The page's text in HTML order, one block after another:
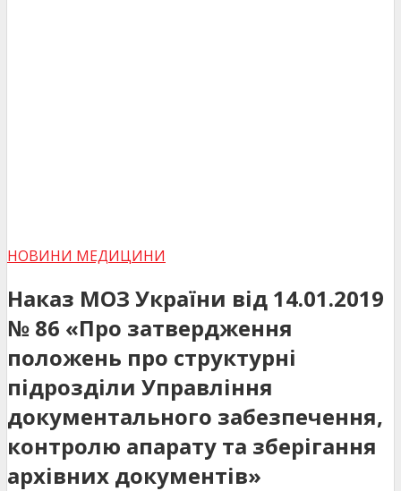
НОВИНИ МЕДИЦИНИ
Наказ МОЗ України від 14.01.2019
№ 86 «Про затвердження
положень про структурні
підрозділи Управління
документального забезпечення,
контролю апарату та зберігання
архівних документів»